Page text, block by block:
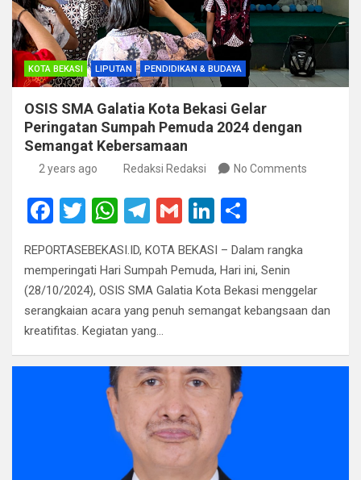
KOTA BEKASI LIPUTAN PENDIDIKAN & BUDAYA
OSIS SMA Galatia Kota Bekasi Gelar
Peringatan Sumpah Pemuda 2024 dengan
Semangat Kebersamaan
2 years ago Redaksi Redaksi No Comments
F
ce
b
o
o
k
T
tt
er
W
at
s
A
p
p
T
e
gr
a
m
G
ail
Li
ke
dI
n
ar
e
REPORTASEBEKASI.ID, KOTA BEKASI – Dalam rangka
memperingati Hari Sumpah Pemuda, Hari ini, Senin
(28/10/2024), OSIS SMA Galatia Kota Bekasi menggelar
serangkaian acara yang penuh semangat kebangsaan dan
kreatifitas. Kegiatan yang…